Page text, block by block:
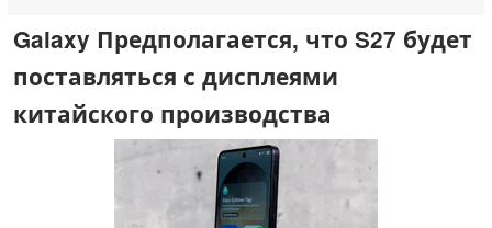
Galaxy Предполагается, что S27 будет
поставляться с дисплеями
китайского производства